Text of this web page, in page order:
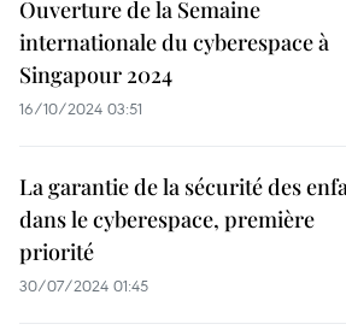
Ouverture de la Semaine
internationale du cyberespace à
Singapour 2024
16/10/2024 03:51
La garantie de la sécurité des
dans le cyberespace, première
priorité
30/07/2024 01:45